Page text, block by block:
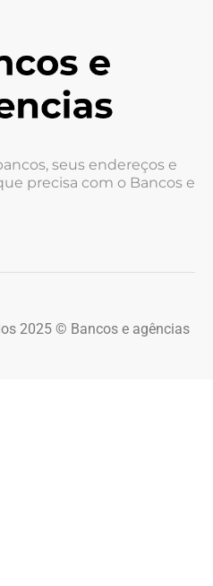
seus endereços e
precisa com o Bancos e
2025 © Bancos e agências